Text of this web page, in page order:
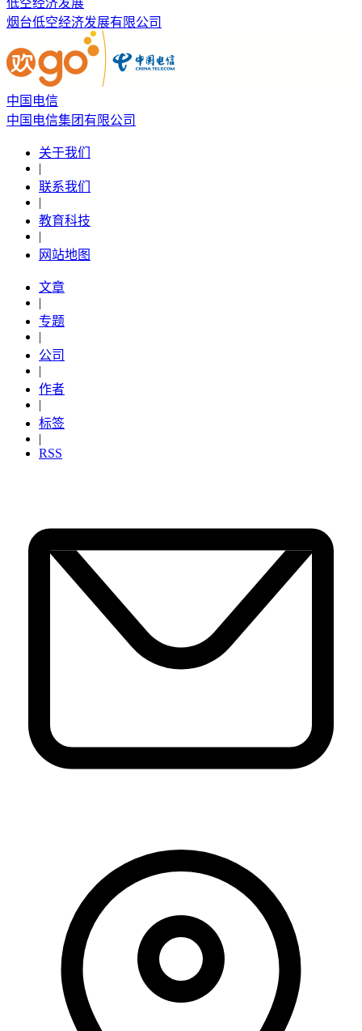
烟台低空经济发展有限公司
中国电信
中国电信集团有限公司
关于我们
|
联系我们
|
教育科技
|
网站地图
文章
|
专题
|
公司
|
作者
|
标签
|
RSS